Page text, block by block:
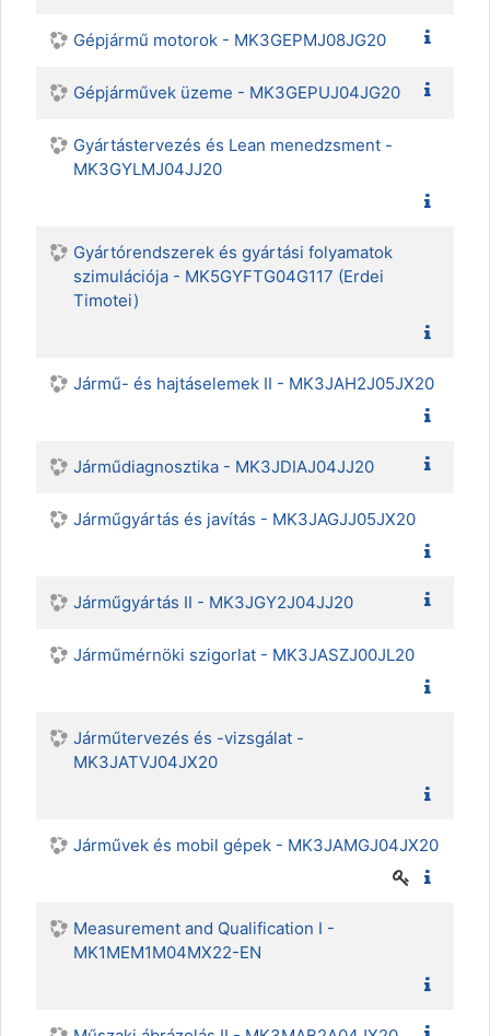
Gépjármű motorok - MK3GEPMJ08JG20
Gépjárművek üzeme - MK3GEPUJ04JG20
Gyártástervezés és Lean menedzsment -
MK3GYLMJ04JJ20
Gyártórendszerek és gyártási folyamatok
szimulációja - MK5GYFTG04G117 (Erdei
Timotei)
Jármű- és hajtáselemek II - MK3JAH2J05JX20
Járműdiagnosztika - MK3JDIAJ04JJ20
Járműgyártás és javítás - MK3JAGJJ05JX20
Járműgyártás II - MK3JGY2J04JJ20
Járműmérnöki szigorlat - MK3JASZJ00JL20
Járműtervezés és -vizsgálat -
MK3JATVJ04JX20
Járművek és mobil gépek - MK3JAMGJ04JX20
Measurement and Qualification I -
MK1MEM1M04MX22-EN